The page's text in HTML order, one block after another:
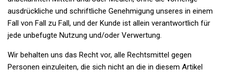
ausdrückliche und schriftliche Genehmigung unseres in einem
Fall von Fall zu Fall, und der Kunde ist allein verantwortlich für
jede unbefugte Nutzung und/oder Verwertung.
Wir behalten uns das Recht vor, alle Rechtsmittel gegen
Personen einzuleiten, die sich nicht an die in diesem Artikel